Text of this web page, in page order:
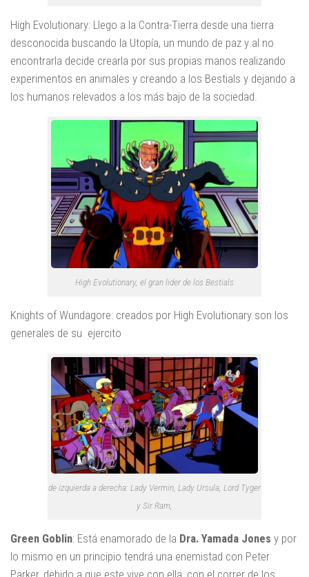
High Evolutionary: Llego a la Contra-Tierra desde una tierra
desconocida buscando la Utopía, un mundo de paz y al no
encontrarla decide crearla por sus propias manos realizando
experimentos en animales y creando a los Bestials y dejando a
los humanos relevados a los más bajo de la sociedad.
High Evolutionary, el gran lider de los Bestials
Knights of Wundagore: creados por High Evolutionary son los
generales de su ejercito
de izquierda a derecha: Lady Vermin, Lady Ursula, Lord Tyger
y Sir Ram,
Green Goblin: Está enamorado de la Dra. Yamada Jones y por
lo mismo en un principio tendrá una enemistad con Peter
Parker, debido a que este vive con ella, con el correr de los